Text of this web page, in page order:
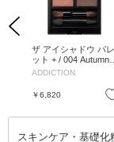
Previous
お気に入り
ザ アイシャドウ パレ
ット + / 004 Autumn R
unway / 6g
ADDICTION
￥6,820
スキンケア・基礎化